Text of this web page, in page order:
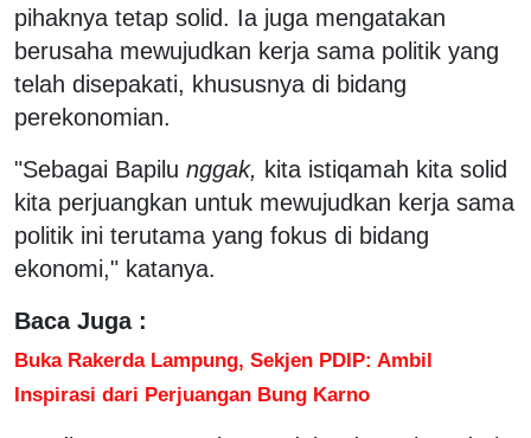
pihaknya tetap solid. Ia juga mengatakan
berusaha mewujudkan kerja sama politik yang
telah disepakati, khususnya di bidang
perekonomian.
"Sebagai Bapilu nggak, kita istiqamah kita solid
kita perjuangkan untuk mewujudkan kerja sama
politik ini terutama yang fokus di bidang
ekonomi," katanya.
Baca Juga :
Buka Rakerda Lampung, Sekjen PDIP: Ambil
Inspirasi dari Perjuangan Bung Karno